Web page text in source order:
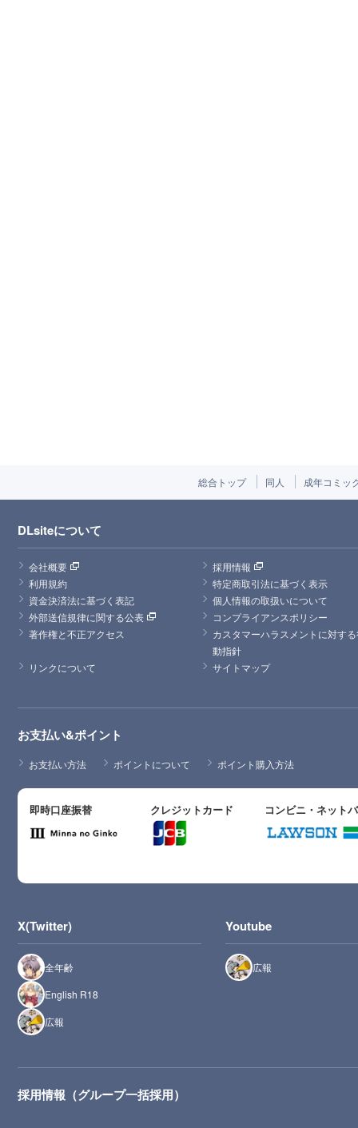
総合トップ 同人 成年コミッ
DLsiteについて
会社概要
採用情報
利用規約
特定商取引法に基づく表示
資金決済法に基づく表記
個人情報の取扱いについて
外部送信規律に関する公表
コンプライアンスポリシー
著作権と不正アクセス
カスタマーハラスメントに対す
動指針
リンクについて
サイトマップ
お支払い&ポイント
お支払い方法 ポイントについて ポイント購入方法
即時口座振替 クレジットカード コンビニ・ネット
X(Twitter)
全年齢
English R18
広報
Youtube
広報
採用情報（グループ一括採用）